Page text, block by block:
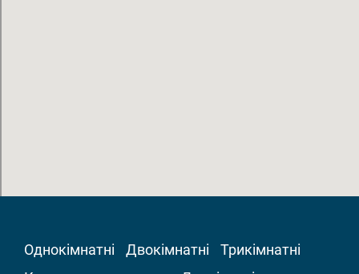
Однокімнатні Двокімнатні
Трикімнатні